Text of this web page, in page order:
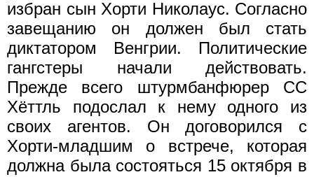
избран сын Хорти Николаус. Согласно
завещанию он должен был стать
диктатором Венгрии. Политические
гангстеры начали действовать.
Прежде всего штурмбанфюрер СС
Хёттль подослал к нему одного из
своих агентов. Он договорился с
Хорти-младшим о встрече, которая
должна была состояться 15 октября в